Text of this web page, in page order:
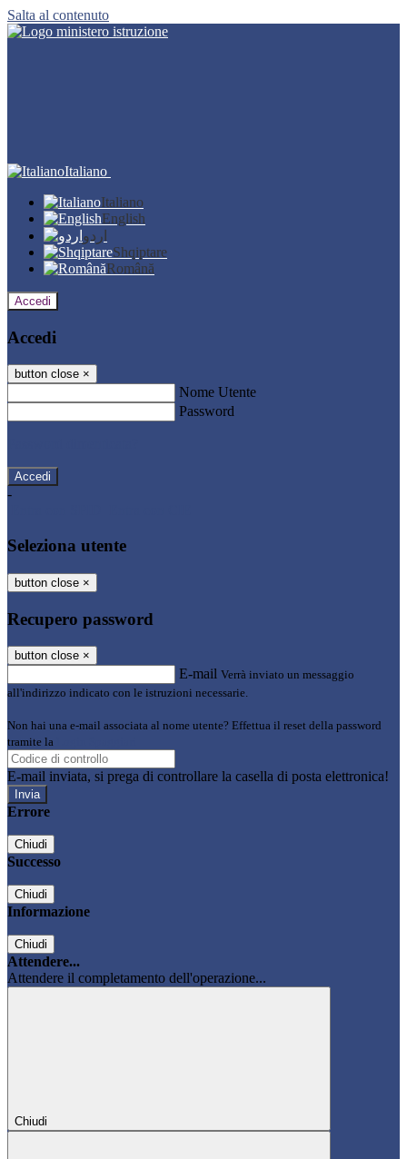
Salta al contenuto
Italiano
Italiano
English
اردو
Shqiptare
Română
Accedi
Accedi
button close ×
Nome Utente
Password
-
Seleziona utente
button close ×
Recupero password
button close ×
E-mail Verrà inviato un messaggio
all'indirizzo indicato con le istruzioni necessarie.
Non hai una e-mail associata al nome utente? Effettua il reset della password
tramite la
E-mail inviata, si prega di controllare la casella di posta elettronica!
Errore
Chiudi
Successo
Chiudi
Informazione
Chiudi
Attendere...
Attendere il completamento dell'operazione...
Chiudi